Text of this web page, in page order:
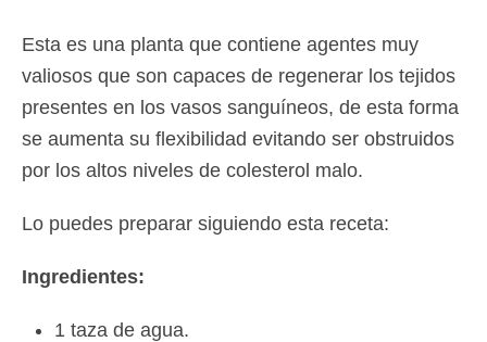
Esta es una planta que contiene agentes muy
valiosos que son capaces de regenerar los tejidos
presentes en los vasos sanguíneos, de esta forma
se aumenta su flexibilidad evitando ser obstruidos
por los altos niveles de colesterol malo.
Lo puedes preparar siguiendo esta receta:
Ingredientes:
1 taza de agua.